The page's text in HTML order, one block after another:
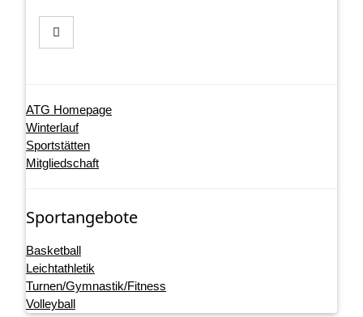
ATG Homepage
Winterlauf
Sportstätten
Mitgliedschaft
Sportangebote
Basketball
Leichtathletik
Turnen/Gymnastik/Fitness
Volleyball